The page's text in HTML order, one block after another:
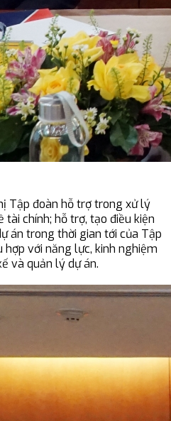
Tập đoàn hỗ trợ trong xử lý
chính; hỗ trợ, tạo điều kiện
án trong thời gian tới của Tập
hợp với năng lực, kinh nghiệm
và quản lý dự án.